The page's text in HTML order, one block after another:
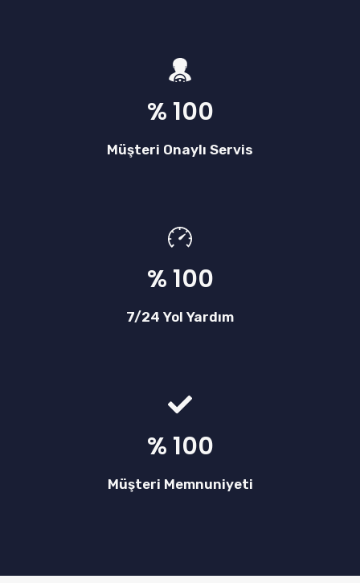
% 100
Müşteri Onaylı Servis
% 100
7/24 Yol Yardım
% 100
Müşteri Memnuniyeti